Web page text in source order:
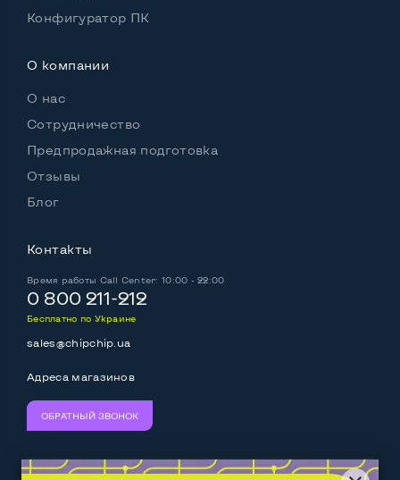
Конфигуратор ПК
О компании
О нас
Сотрудничество
Предпродажная подготовка
Отзывы
Блог
Контакты
Время работы Call Center: 10:00 - 22:00
0 800 211-212
Бесплатно по Украине
sales@chipchip.ua
Адреса магазинов
ОБРАТНЫЙ ЗВОНОК